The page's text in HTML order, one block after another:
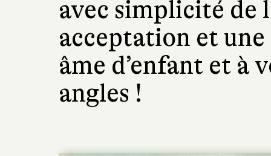
avec simplicité de
acceptation et
âme d’enfant et à
angles !